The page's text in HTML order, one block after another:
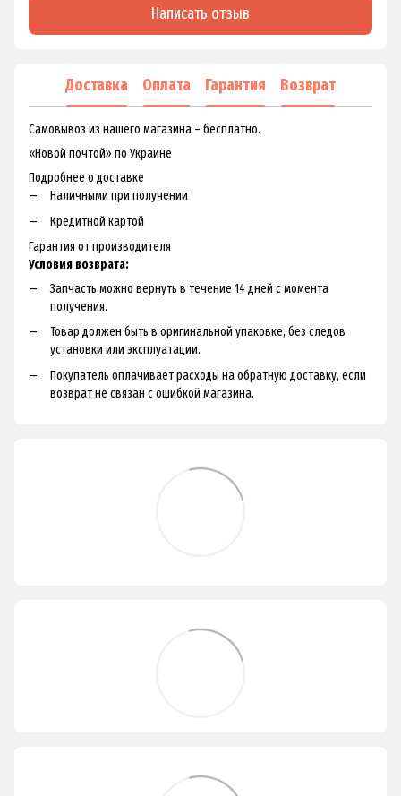
Написать отзыв
Доставка Оплата Гарантия Возврат
Самовывоз из нашего магазина – бесплатно.
«Новой почтой» по Украине
Подробнее о доставке
Наличными при получении
Кредитной картой
Гарантия от производителя
Условия возврата:
Запчасть можно вернуть в течение 14 дней с момента
получения.
Товар должен быть в оригинальной упаковке, без следов
установки или эксплуатации.
Покупатель оплачивает расходы на обратную доставку, если
возврат не связан с ошибкой магазина.